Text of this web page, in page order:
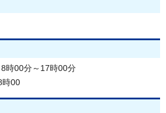
時00分～17時00分
時00